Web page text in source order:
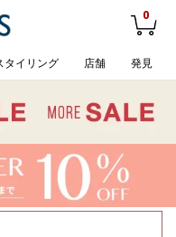
0
タイリング 店舗 発見